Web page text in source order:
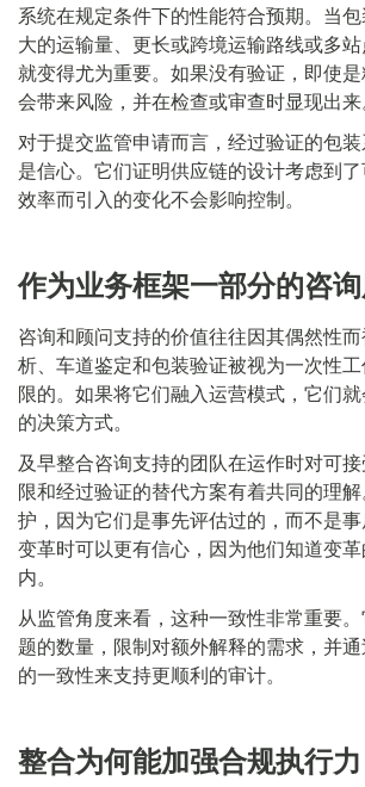
系统在规定条件下的性能符合预期。当
大的运输量、更长或跨境运输路线或多
就变得尤为重要。如果没有验证，即使
会带来风险，并在检查或审查时显现出来
对于提交监管申请而言，经过验证的包
是信心。它们证明供应链的设计考虑到
效率而引入的变化不会影响控制。
作为业务框架一部分的咨
咨询和顾问支持的价值往往因其偶然性
析、车道鉴定和包装验证被视为一次性
限的。如果将它们融入运营模式，它们
的决策方式。
及早整合咨询支持的团队在运作时对可
限和经过验证的替代方案有着共同的理
护，因为它们是事先评估过的，而不是
变革时可以更有信心，因为他们知道变
内。
从监管角度来看，这种一致性非常重要
题的数量，限制对额外解释的需求，并
的一致性来支持更顺利的审计。
整合为何能加强合规执行力